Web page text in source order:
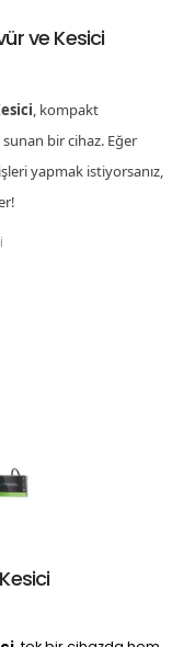
ve Kesici
, kompakt
bir cihaz. Eğer
yapmak istiyorsanız,